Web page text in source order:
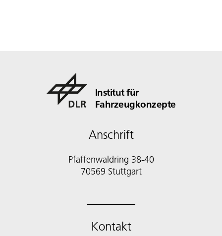
Institut für
Fahrzeugkonzepte
Anschrift
Pfaffenwaldring 38-40
70569 Stuttgart
Kontakt